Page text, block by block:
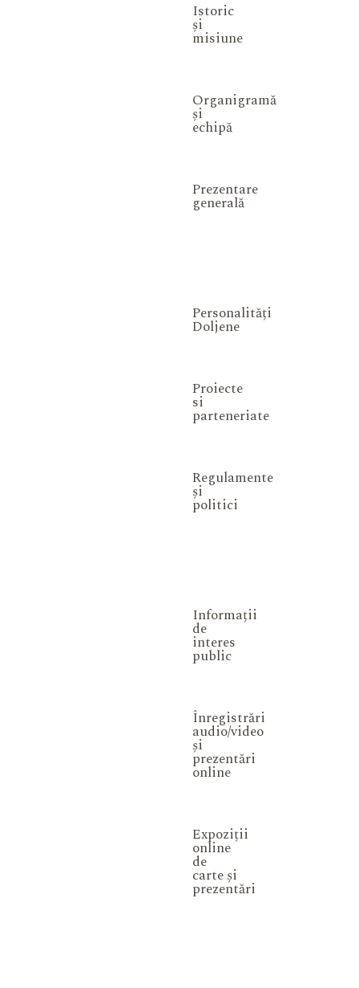
Istoric
și
misiune
Organigramă
și
echipă
Prezentare
generală
Personalități
Doljene
Proiecte
si
parteneriate
Regulamente
și
politici
Informații
de
interes
public
Înregistrări
audio/video
și
prezentări
online
Expoziții
online
de
carte și
prezentări